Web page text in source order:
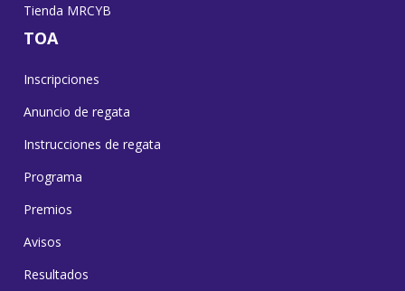
Tienda MRCYB
TOA
Inscripciones
Anuncio de regata
Instrucciones de regata
Programa
Premios
Avisos
Resultados